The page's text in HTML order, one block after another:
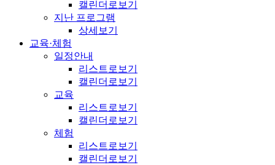
캘린더로보기
지난 프로그램
상세보기
교육·체험
일정안내
리스트로보기
캘린더로보기
교육
리스트로보기
캘린더로보기
체험
리스트로보기
캘린더로보기